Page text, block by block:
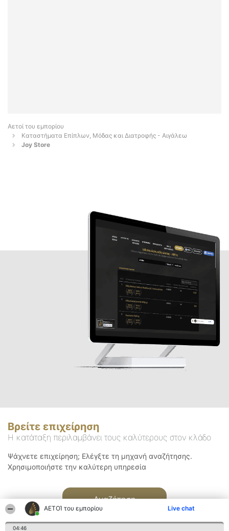
ΑΕΤΟΊ του εμπορίου Live chat
04:46
Αετοί του εμπορίου
Καταστήματα Επίπλων, Μόδας και Διατροφής - Αιγάλεω
Joy Store
Βρείτε επιχείρηση
Η κατάταξη περιλαμβάνει τους καλύτερους στον κλάδο
Ψάχνετε επιχείρηση; Ελέγξτε τη μηχανή αναζήτησης.
Χρησιμοποιήστε την καλύτερη υπηρεσία
Αναζήτηση